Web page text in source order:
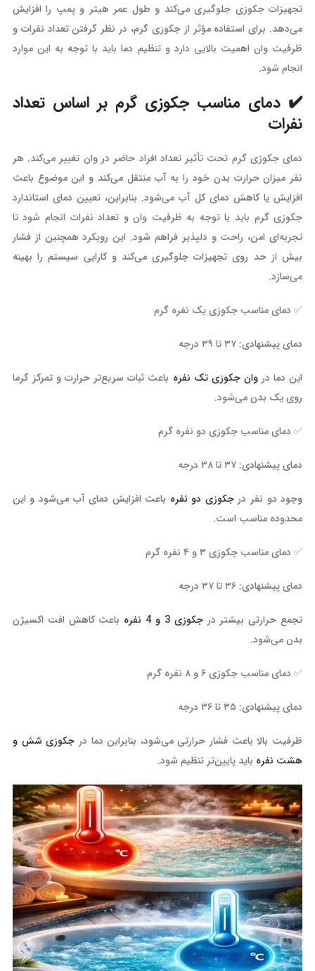
تجهیزات جکوزی جلوگیری می‌کند و طول عمر هیتر و پمپ را افزایش
می‌دهد. برای استفاده مؤثر از جکوزی گرم، در نظر گرفتن تعداد نفرات و
ظرفیت وان اهمیت بالایی دارد و تنظیم دما باید با توجه به این موارد
انجام شود.
✔️ دمای مناسب جکوزی گرم بر اساس تعداد
نفرات
دمای جکوزی گرم تحت تأثیر تعداد افراد حاضر در وان تغییر می‌کند. هر
نفر میزان حرارت بدن خود را به آب منتقل می‌کند و این موضوع باعث
افزایش یا کاهش دمای کل آب می‌شود. بنابراین، تعیین دمای استاندارد
جکوزی گرم باید با توجه به ظرفیت وان و تعداد نفرات انجام شود تا
تجربه‌ای امن، راحت و دلپذیر فراهم شود. این رویکرد همچنین از فشار
بیش از حد روی تجهیزات جلوگیری می‌کند و کارایی سیستم را بهینه
می‌سازد.
✅ دمای مناسب جکوزی یک نفره گرم
دمای پیشنهادی: ۳۷ تا ۳۹ درجه
این دما دروان جکوزی تک نفره باعث ثبات سریع‌تر حرارت و تمرکز گرما
روی یک بدن می‌شود.
✅ دمای مناسب جکوزی دو نفره گرم
دمای پیشنهادی: ۳۷ تا ۳۸ درجه
وجود دو نفر درجکوزی دو نفره باعث افزایش دمای آب می‌شود و این
محدوده مناسب است.
✅ دمای مناسب جکوزی ۳ و ۴ نفره گرم
دمای پیشنهادی: ۳۶ تا ۳۷ درجه
تجمع حرارتی بیشتر درجکوزی 3 و 4 نفره
باعث کاهش افت اکسیژن
بدن می‌شود.
✅ دمای مناسب جکوزی ۶ و ۸ نفره گرم
دمای پیشنهادی: ۳۵ تا ۳۶ درجه
ظرفیت بالا باعث فشار حرارتی می‌شود، بنابراین دما در جکوزی شش و
هشت نفره باید پایین‌تر تنظیم شود.